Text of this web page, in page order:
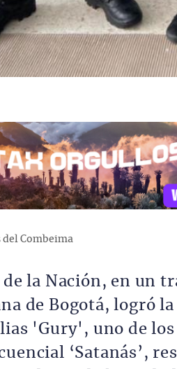
del Combeima
de la Nación, en un
de Bogotá, logró la
'Gury', uno de
‘Satanás’,